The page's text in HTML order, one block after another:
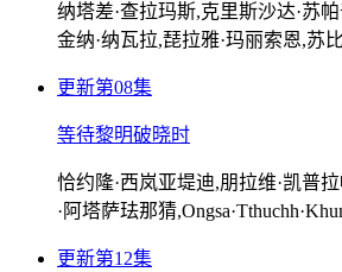
纳塔差·查拉玛斯,克里斯沙达·苏
金纳·纳瓦拉,琵拉雅·玛丽索恩,苏
更新第08集
等待黎明破晓时
恰约隆·西岚亚堤迪,朋拉维·凯普
·阿塔萨珐那猜
更新第12集